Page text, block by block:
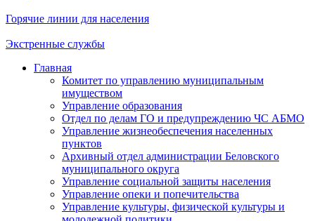
Горячие линии для населения
Экстренные службы
Главная
Комитет по управлению муниципальным
имуществом
Управление образования
Отдел по делам ГО и предупреждению ЧС АБМО
Управление жизнеобеспечения населенных
пунктов
Архивный отдел администрации Беловского
муниципального округа
Управление социальной защиты населения
Управление опеки и попечительства
Управление культуры, физической культуры и